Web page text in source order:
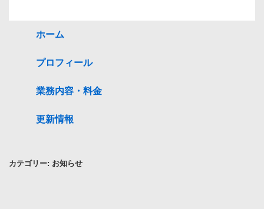
ホーム
プロフィール
業務内容・料金
更新情報
カテゴリー: お知らせ